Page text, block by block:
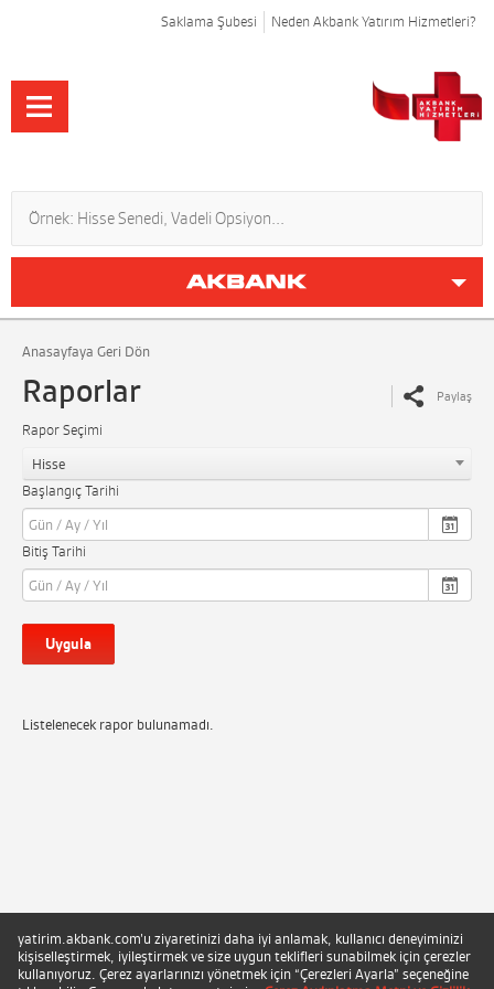
Saklama Şubesi Neden Akbank Yatırım Hizmetleri?
Anasayfaya Geri Dön
Raporlar Paylaş
Rapor Seçimi
Hisse
Başlangıç Tarihi
Bitiş Tarihi
Uygula
Listelenecek rapor bulunamadı.